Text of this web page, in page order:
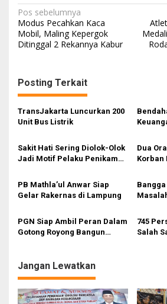
N
a
v
g
a
s
p
o
s
Pos sebelumnya
Modus Pecahkan Kaca
Mobil, Maling Kepergok
Ditinggal 2 Rekannya Kabur
Posting Terkait
TransJakarta Luncurkan 200
Unit Bus Listrik
Sakit Hati Sering Diolok-Olok
Jadi Motif Pelaku Penikaman
Dua
Korban
PB Mathla’ul Anwar Siap
Gelar Rakernas di Lampung
PGN Siap Ambil Peran Dalam
Gotong Royong Bangun
745
Salah
Jangan Lewatkan